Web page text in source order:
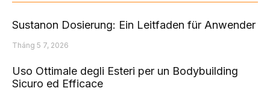
Sustanon Dosierung: Ein Leitfaden für Anwender
Tháng 5 7, 2026
Uso Ottimale degli Esteri per un Bodybuilding
Sicuro ed Efficace